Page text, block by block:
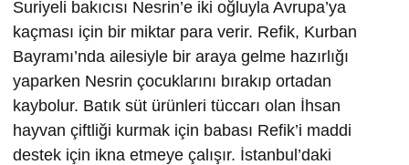
Suriyeli bakıcısı Nesrin’e iki oğluyla Avrupa’ya
kaçması için bir miktar para verir. Refik, Kurban
Bayramı’nda ailesiyle bir araya gelme hazırlığı
yaparken Nesrin çocuklarını bırakıp ortadan
kaybolur. Batık süt ürünleri tüccarı olan İhsan
hayvan çiftliği kurmak için babası Refik’i maddi
destek için ikna etmeye çalışır. İstanbul’daki